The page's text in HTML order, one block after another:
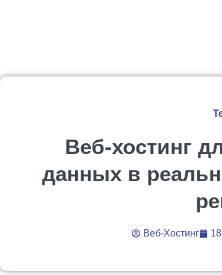
Веб-хостинг
данных в
Веб-Хостинг